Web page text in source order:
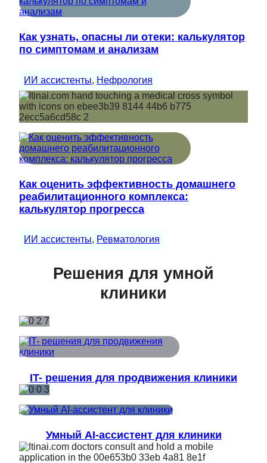
Как узнать, опасны ли отеки: калькулятор
по симптомам и анализам
ИИ ассистенты, Нефрология
Как оценить эффективность домашнего
реабилитационного комплекса:
калькулятор прогресса
ИИ ассистенты, Ревматология
Решения для умной
клиники
IT- решения для продвижения клиники
Умный AI-ассистент для клиники